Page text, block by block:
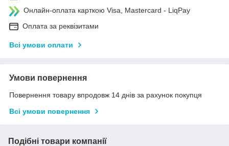
Онлайн-оплата карткою Visa, Mastercard - LiqPay
Оплата за реквізитами
Всі умови оплати
Умови повернення
Повернення товару впродовж 14 днів за рахунок покупця
Всі умови повернення
Подібні товари компанії